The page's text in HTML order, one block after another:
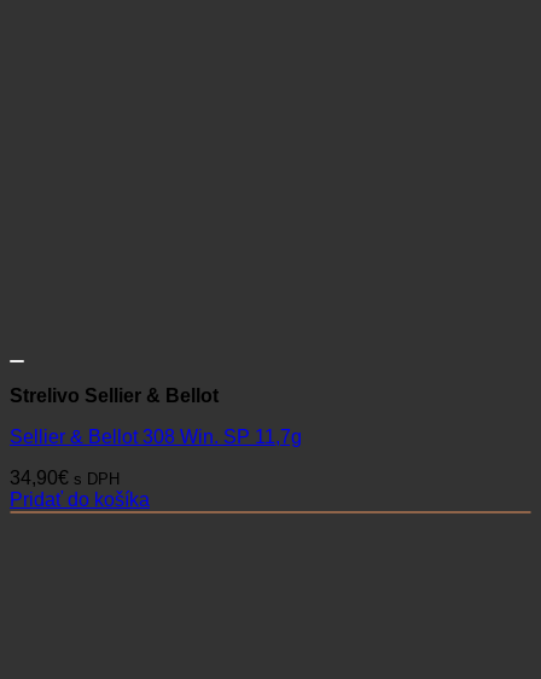
Strelivo Sellier & Bellot
Sellier & Bellot 308 Win. SP 11,7g
34,90€ s DPH
Pridať do košíka